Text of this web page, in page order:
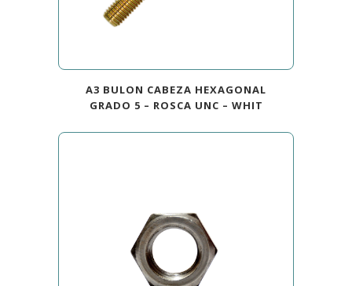
A3 BULON CABEZA HEXAGONAL
GRADO 5 – ROSCA UNC – WHIT